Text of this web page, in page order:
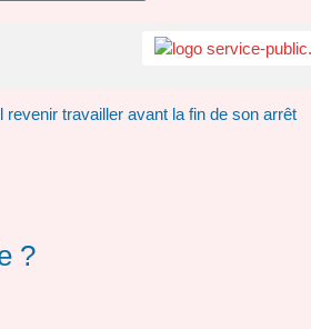
revenir travailler avant la fin de son arrêt
?